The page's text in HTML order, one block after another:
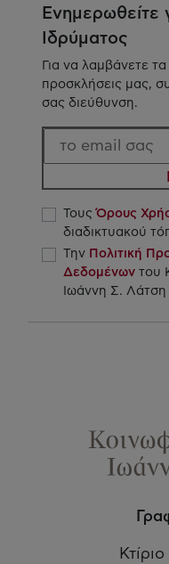
Ενημερωθείτε
Ιδρύματος
Για να λαμβάνετε
προσκλήσεις μας,
σας διεύθυνση.
ΤουςΌρους
διαδικτυακού
Την Πολιτική
Δεδομένων του
Ιωάννη Σ. Λάτση